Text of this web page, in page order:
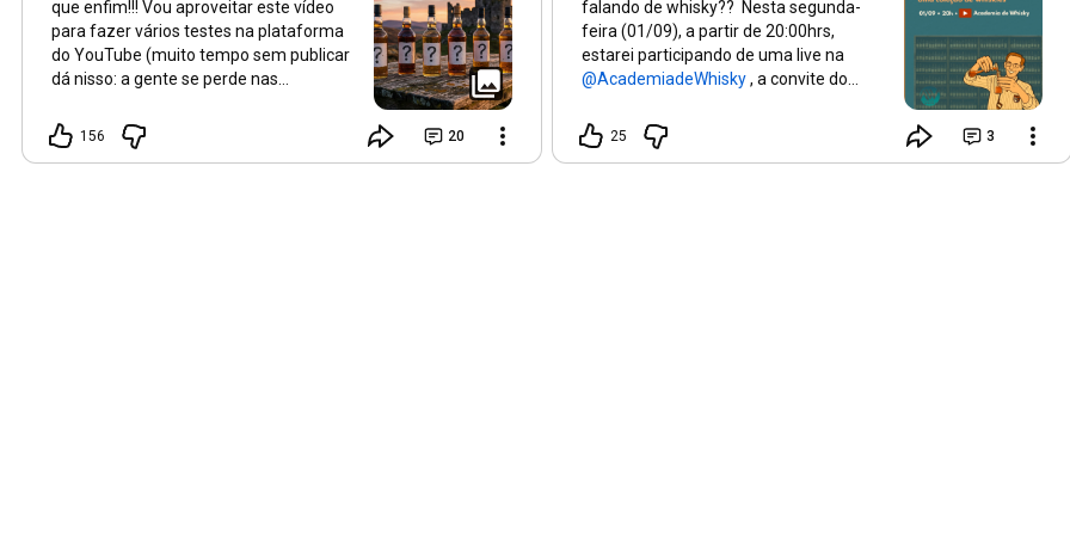
que enfim!!! Vou aproveitar este vídeo
para fazer vários testes na plataforma
do YouTube (muito tempo sem publicar
dá nisso: a gente se perde nas
estranhem se o estilo estiver um pouco
diferente ou se mudar para o próximo
156 20
falando de whisky?? Nesta segunda-
feira (01/09), a partir de 20:00hrs,
estarei participando de uma live na
, a convite do
Falaremos sobre coleção de whiskies,
abordando assuntos como: • Receio de
25 3